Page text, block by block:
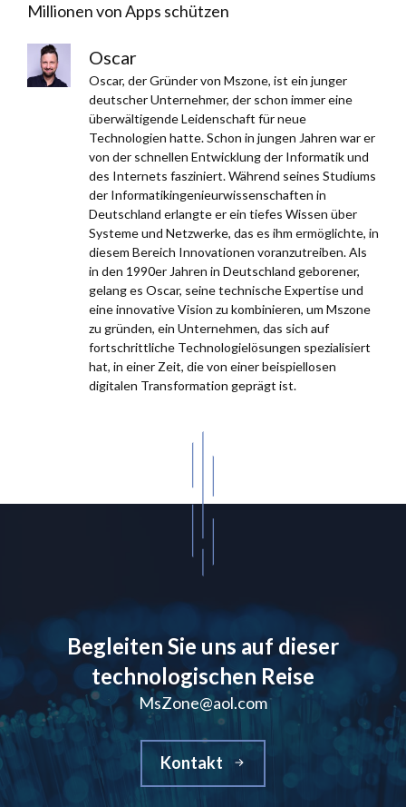
Millionen von Apps schützen
Oscar
Oscar, der Gründer von Mszone, ist ein junger
deutscher Unternehmer, der schon immer eine
überwältigende Leidenschaft für neue
Technologien hatte. Schon in jungen Jahren war er
von der schnellen Entwicklung der Informatik und
des Internets fasziniert. Während seines Studiums
der Informatikingenieurwissenschaften in
Deutschland erlangte er ein tiefes Wissen über
Systeme und Netzwerke, das es ihm ermöglichte, in
diesem Bereich Innovationen voranzutreiben. Als
in den 1990er Jahren in Deutschland geborener,
gelang es Oscar, seine technische Expertise und
eine innovative Vision zu kombinieren, um Mszone
zu gründen, ein Unternehmen, das sich auf
fortschrittliche Technologielösungen spezialisiert
hat, in einer Zeit, die von einer beispiellosen
digitalen Transformation geprägt ist.
Begleiten Sie uns auf dieser
technologischen Reise
MsZone@aol.com
Kontakt